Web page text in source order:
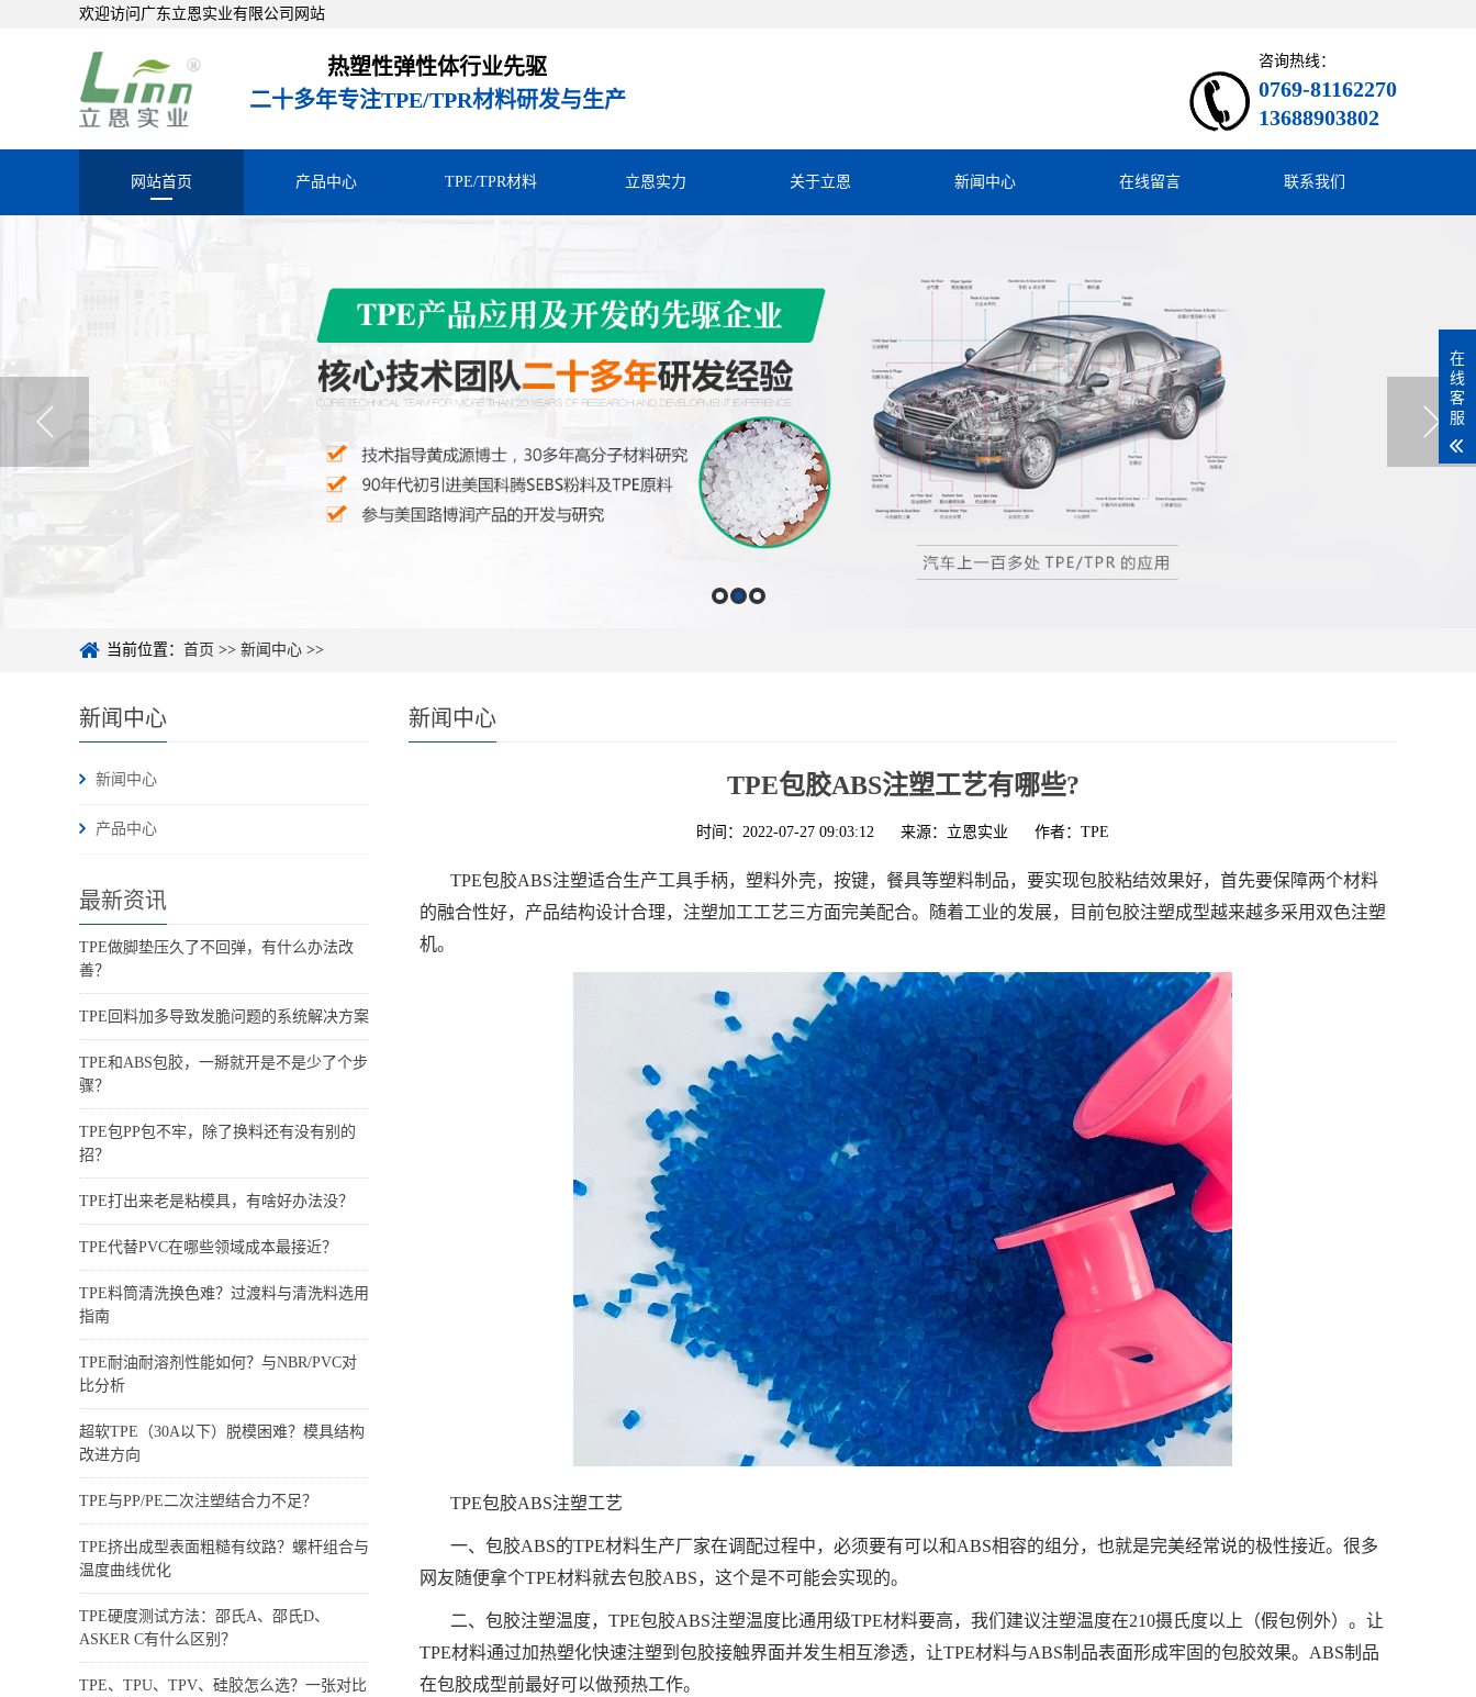
欢迎访问广东立恩实业有限公司网站
热塑性弹性体行业先驱
二十多年专注TPE/TPR材料研发与生产
咨询热线：
0769-81162270
13688903802
网站首页 产品中心 TPE/TPR材料 立恩实力 关于立恩 新闻中心 在线留言 联系我们
当前位置： 首页 >> 新闻中心 >>
新闻中心
新闻中心
产品中心
最新资讯
TPE做脚垫压久了不回弹，有什么办法改
善？
TPE回料加多导致发脆问题的系统解决方案
TPE和ABS包胶，一掰就开是不是少了个步
骤？
TPE包PP包不牢，除了换料还有没有别的
招？
TPE打出来老是粘模具，有啥好办法没？
TPE代替PVC在哪些领域成本最接近？
TPE料筒清洗换色难？过渡料与清洗料选用
指南
TPE耐油耐溶剂性能如何？与NBR/PVC对
比分析
超软TPE（30A以下）脱模困难？模具结构
改进方向
TPE与PP/PE二次注塑结合力不足？
TPE挤出成型表面粗糙有纹路？螺杆组合与
温度曲线优化
TPE硬度测试方法：邵氏A、邵氏D、
ASKER C有什么区别？
TPE、TPU、TPV、硅胶怎么选？一张对比
新闻中心
TPE包胶ABS注塑工艺有哪些?
时间：2022-07-27 09:03:12 来源：立恩实业 作者：TPE
TPE包胶ABS注塑适合生产工具手柄，塑料外壳，按键，餐具等塑料制品，要实现包胶粘结效果好，首先要保障两个材料
的融合性好，产品结构设计合理，注塑加工工艺三方面完美配合。随着工业的发展，目前包胶注塑成型越来越多采用双色注塑
机。
TPE包胶ABS注塑工艺
一、包胶ABS的TPE材料生产厂家在调配过程中，必须要有可以和ABS相容的组分，也就是完美经常说的极性接近。很多
网友随便拿个TPE材料就去包胶ABS，这个是不可能会实现的。
二、包胶注塑温度，TPE包胶ABS注塑温度比通用级TPE材料要高，我们建议注塑温度在210摄氏度以上（假包例外）。让
TPE材料通过加热塑化快速注塑到包胶接触界面并发生相互渗透，让TPE材料与ABS制品表面形成牢固的包胶效果。ABS制品
在包胶成型前最好可以做预热工作。
在
线
客
服